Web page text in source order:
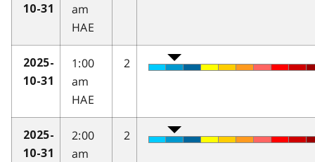
10-31
am
HAE
2025-
10-31
1:00
am
HAE
2
2025-
10-31
2:00
am
2